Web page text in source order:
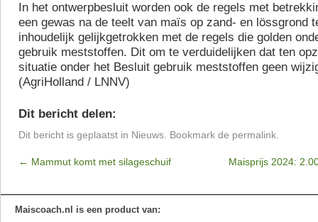
In het ontwerpbesluit worden ook de regels met
een gewas na de teelt van maïs op zand- en lössgrond
inhoudelijk gelijkgetrokken met de regels die golden
gebruik meststoffen. Dit om te verduidelijken dat ten
situatie onder het Besluit gebruik meststoffen geen
(AgriHolland / LNNV)
Dit bericht delen:
Dit bericht is geplaatst in Nieuws . Bookmark de permalink
← Mammut komt met silageschuif Maisprijs 2024:
Maiscoach.nl is een product van: